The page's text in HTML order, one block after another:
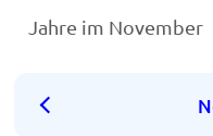
Jahre im November